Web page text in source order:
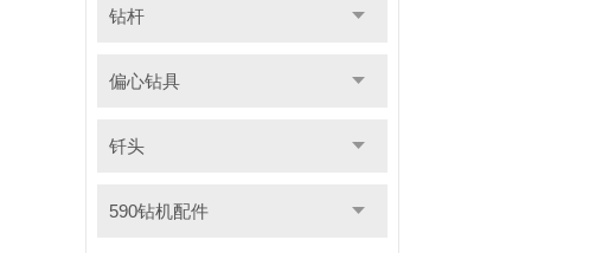
钻杆
偏心钻具
钎头
590钻机配件